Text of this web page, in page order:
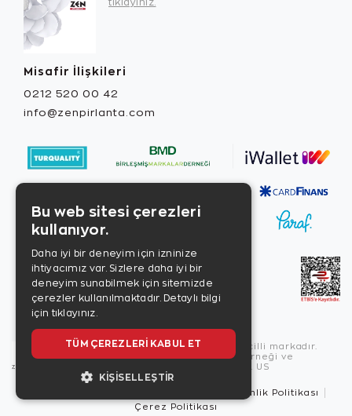
tıklayınız.
Misafir İlişkileri
0212 520 00 42
info@zenpirlanta.com
Copyright © 2026, Zen Diamond tescilli markadır.
Zen Diamond Birleşmiş Markalar Derneği ve
Turquality Destek Programı üyesidir. US
Güvenlik Politikası
Çerez Politikası
Bu web sitesi çerezleri
kullanıyor.
Daha iyi bir deneyim için izninize
ihtiyacımız var. Sizlere daha iyi bir
deneyim sunabilmek için sitemizde
çerezler kullanılmaktadır. Detaylı bilgi
için tıklayınız.
TÜM ÇEREZLERI KABUL ET
KIŞISELLEŞTIR